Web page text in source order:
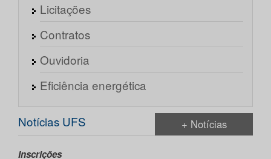
Licitações
Contratos
Ouvidoria
Eficiência energética
Notícias UFS + Notícias
Inscrições